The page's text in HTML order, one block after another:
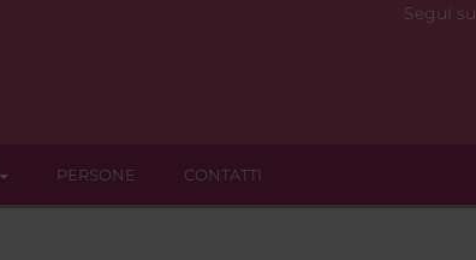
Segui su
PERSONE CONTATTI